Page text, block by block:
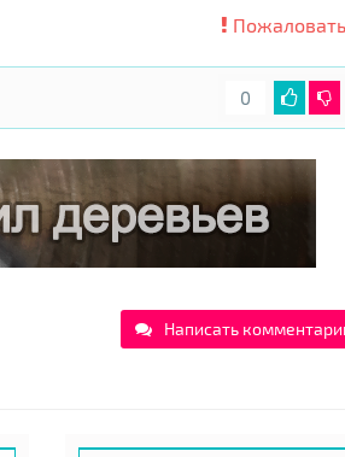
0
Написать